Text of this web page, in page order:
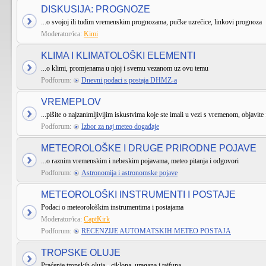
DISKUSIJA: PROGNOZE
...o svojoj ili tuđim vremenskim prognozama, pučke uzrečice, linkovi prognoza
Moderator/ica: Kimi
KLIMA I KLIMATOLOŠKI ELEMENTI
...o klimi, promjenama u njoj i svemu vezanom uz ovu temu
Podforum:
Dnevni podaci s postaja DHMZ-a
VREMEPLOV
...pišite o najzanimljivijim iskustvima koje ste imali u vezi s vremenom,
Podforum:
Izbor za naj meteo događaje
METEOROLOŠKE I DRUGE PRIRODNE POJAVE
...o raznim vremenskim i nebeskim pojavama, meteo pitanja i odgovori
Podforum:
Astronomija i astronomske pojave
METEOROLOŠKI INSTRUMENTI I POSTAJE
Podaci o meteorološkim instrumentima i postajama
Moderator/ica: CaptKirk
Podforum:
RECENZIJE AUTOMATSKIH METEO POSTAJA
TROPSKE OLUJE